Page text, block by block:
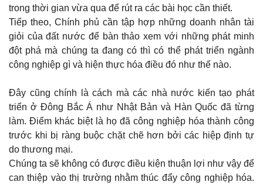
trong thời gian vừa qua để rút ra các bài học cần thiết.
Tiếp theo, Chính phủ cần tập hợp những doanh nhân tài
giỏi của đất nước để bàn thảo xem với những phát minh
đột phá mà chúng ta đang có thì có thể phát triển ngành
công nghiệp gì và hiện thực hóa điều đó như thế nào.
Đây cũng chính là cách mà các nhà nước kiến tạo phát
triển ở Đông Bắc Á như Nhật Bản và Hàn Quốc đã từng
làm. Điểm khác biệt là họ đã công nghiệp hóa thành công
trước khi bị ràng buộc chặt chẽ hơn bởi các hiệp định tự
do thương mại.
Chúng ta sẽ không có được điều kiện thuận lợi như vậy để
can thiệp vào thị trường nhằm thúc đẩy công nghiệp hóa.